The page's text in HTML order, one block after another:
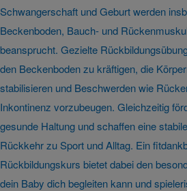
Schwangerschaft und Geburt werden
Beckenboden, Bauch- und
beansprucht. Gezielte
den Beckenboden zu kräftigen, die
stabilisieren und Beschwerden wie
Inkontinenz vorzubeugen. Gleichzeitig
gesunde Haltung und schaffen eine
Rückkehr zu Sport und Alltag. Ein
Rückbildungskurs bietet dabei den
dein Baby dich begleiten kann und